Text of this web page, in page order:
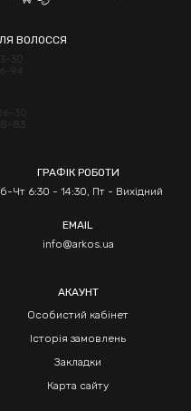
ВОЛОССЯ
30
94
30
83
ГРАФІК РОБОТИ
Чт 6:30 - 14:30, Пт - Вихідний
EMAIL
info@arkos.ua
АКАУНТ
Особистий кабінет
Історія замовлень
Закладки
Карта сайту